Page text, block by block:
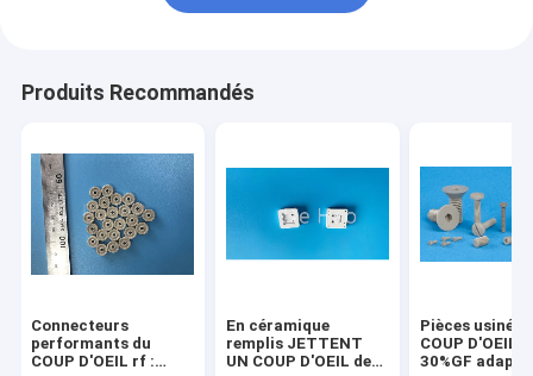
Produits Recommandés
Connecteurs
performants du
COUP D'OEIL rf :
En céramique
remplis JETTENT
UN COUP D'OEIL des
Pièces
COUP D'OEIL
30%GF